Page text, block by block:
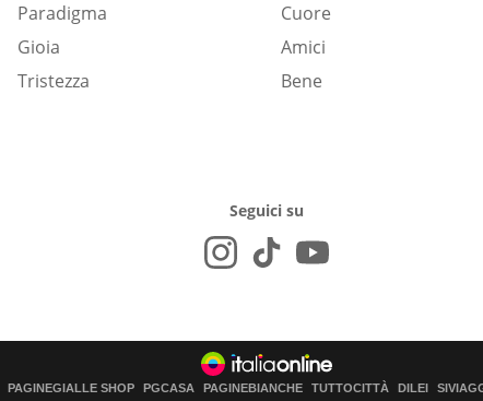
Paradigma
Gioia
Tristezza
Cuore
Amici
Bene
Seguici su
PAGINEGIALLE SHOP PGCASA PAGINEBIANCHE TUTTOCITTÀ DILEI